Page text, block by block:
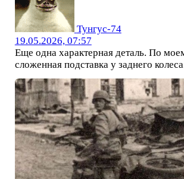
Тунгус-74
19.05.2026, 07:57
Еще одна характерная деталь. По
сложенная подставка у заднего